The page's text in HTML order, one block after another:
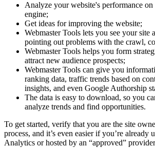
Analyze your website's performance on
engine;
Get ideas for improving the website;
Webmaster Tools lets you see your site
pointing out problems with the crawl,
Webmaster Tools helps you form
attract new audience prospects;
Webmaster Tools can give you
ranking data, traffic trends based on
insights, and even Google Authorship
The data is easy to download, so you
analyze trends and find opportunities.
To get started, verify that you are the site
process, and it’s even easier if you’re already
Analytics or hosted by an “approved”